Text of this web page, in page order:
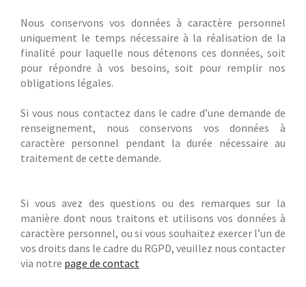
Nous conservons vos données à caractère personnel
uniquement le temps nécessaire à la réalisation de la
finalité pour laquelle nous détenons ces données, soit
pour répondre à vos besoins, soit pour remplir nos
obligations légales.
Si vous nous contactez dans le cadre d’une demande de
renseignement, nous conservons vos données à
caractère personnel pendant la durée nécessaire au
traitement de cette demande.
Si vous avez des questions ou des remarques sur la
manière dont nous traitons et utilisons vos données à
caractère personnel, ou si vous souhaitez exercer l’un de
vos droits dans le cadre du RGPD, veuillez nous contacter
via notre page de contact